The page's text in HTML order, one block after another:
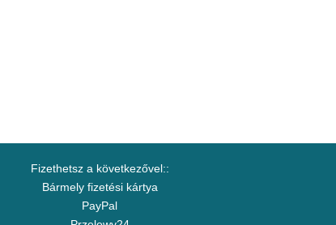
Fizethetsz a következővel::
Bármely fizetési kártya
PayPal